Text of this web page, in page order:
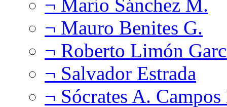
¬ Mario Sánchez M.
¬ Mauro Benites G.
¬ Roberto Limón
¬ Salvador Estrada
¬ Sócrates A.